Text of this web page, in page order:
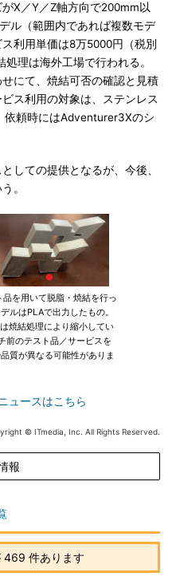
X／Y／Z軸方向で200mm以
ル（範囲内であれば複数モデ
利用単価は8万5000円（税別
理は海外工場で行われる。
にて、焼結可否の確認と見積
ス利用の対象は、ステンレス
依頼時にはAdventurer3Xのシ
しての提供となるが、今後、
。
を用いて脱脂・焼結を行っ
ルはPLAで出力したもの。
焼結処理により縮小してい
のテスト品／サービスを
質が異なる可能性がありま
ュースはこちら
© ITmedia, Inc. All Rights Reserved.
報
469 件あります